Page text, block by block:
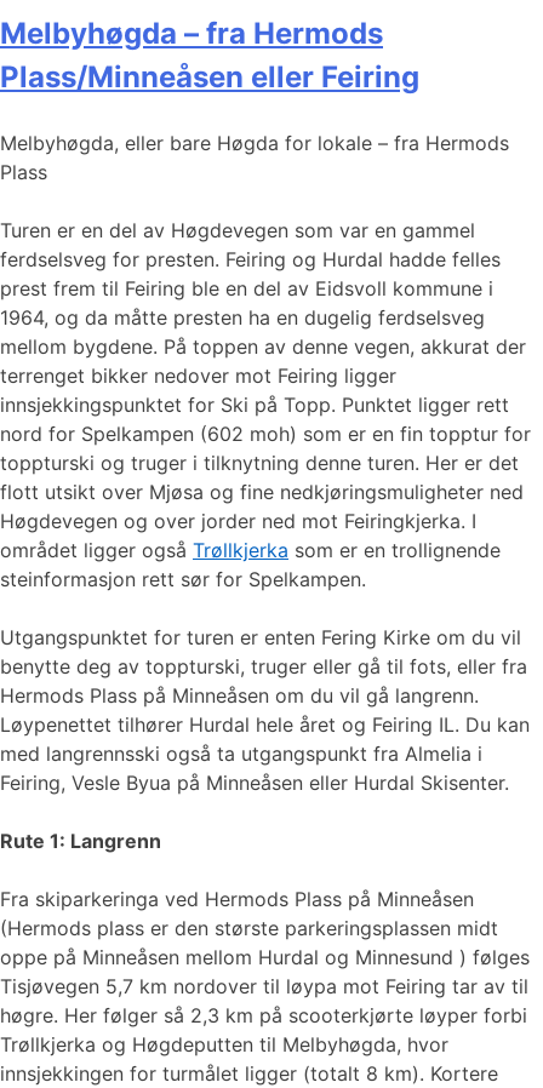
Melbyhøgda – fra Hermods
Plass/Minneåsen eller Feiring
Melbyhøgda, eller bare Høgda for lokale – fra Hermods
Plass
Turen er en del av Høgdevegen som var en gammel
ferdselsveg for presten. Feiring og Hurdal hadde felles
prest frem til Feiring ble en del av Eidsvoll kommune i
1964, og da måtte presten ha en dugelig ferdselsveg
mellom bygdene. På toppen av denne vegen, akkurat der
terrenget bikker nedover mot Feiring ligger
innsjekkingspunktet for Ski på Topp. Punktet ligger rett
nord for Spelkampen (602 moh) som er en fin topptur for
toppturski og truger i tilknytning denne turen. Her er det
flott utsikt over Mjøsa og fine nedkjøringsmuligheter ned
Høgdevegen og over jorder ned mot Feiringkjerka. I
området ligger også Trøllkjerka som er en trollignende
steinformasjon rett sør for Spelkampen.
Utgangspunktet for turen er enten Fering Kirke om du vil
benytte deg av toppturski, truger eller gå til fots, eller fra
Hermods Plass på Minneåsen om du vil gå langrenn.
Løypenettet tilhører Hurdal hele året og Feiring IL. Du kan
med langrennsski også ta utgangspunkt fra Almelia i
Feiring, Vesle Byua på Minneåsen eller Hurdal Skisenter.
Rute 1: Langrenn
Fra skiparkeringa ved Hermods Plass på Minneåsen
(Hermods plass er den største parkeringsplassen midt
oppe på Minneåsen mellom Hurdal og Minnesund ) følges
Tisjøvegen 5,7 km nordover til løypa mot Feiring tar av til
høgre. Her følger så 2,3 km på scooterkjørte løyper forbi
Trøllkjerka og Høgdeputten til Melbyhøgda, hvor
innsjekkingen for turmålet ligger (totalt 8 km). Kortere